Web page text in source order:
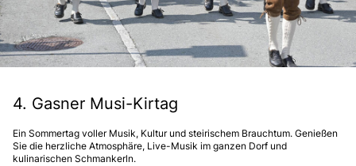
4. Gasner Musi-Kirtag
Ein Sommertag voller Musik, Kultur und steirischem Brauchtum. Genießen
Sie die herzliche Atmosphäre, Live-Musik im ganzen Dorf und
kulinarischen Schmankerln.